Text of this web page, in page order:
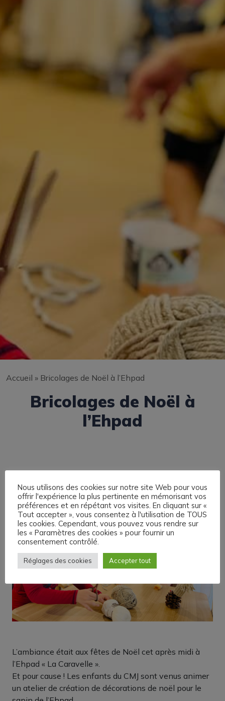
Accueil » Bricolages de Noël à l’Ehpad
Bricolages de Noël à
l’Ehpad
L’ambiance était aux fêtes de Noël cet après midi à
l’Ehpad « La Caravelle ».
Et pour cause ! Les enfants du CMJ sont venus animer
un atelier de création de décorations de noël pour le
Nous utilisons des cookies sur notre site Web pour vous
offrir l'expérience la plus pertinente en mémorisant vos
préférences et en répétant vos visites. En cliquant sur «
Tout accepter », vous consentez à l'utilisation de TOUS
les cookies. Cependant, vous pouvez vous rendre sur
les « Paramètres des cookies » pour fournir un
consentement contrôlé.
Réglages des cookies Accepter tout